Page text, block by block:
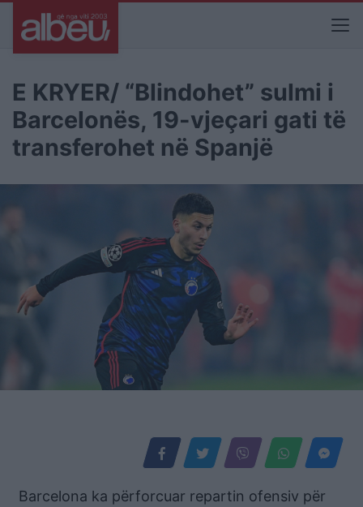
E KRYER/ “Blindohet” sulmi i
Barcelonës, 19-vjeçari gati të
transferohet në Spanjë
Barcelona ka përforcuar repartin ofensiv për